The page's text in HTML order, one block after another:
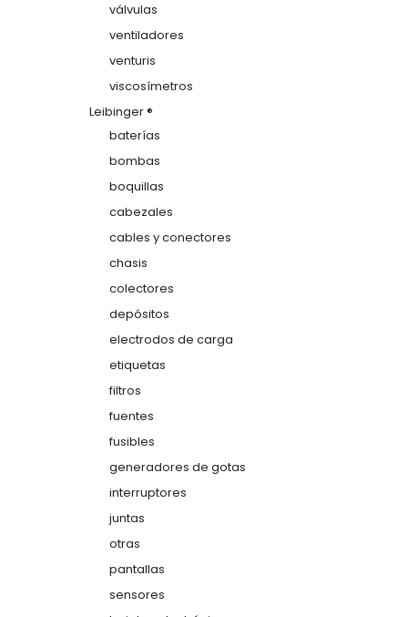
válvulas
ventiladores
venturis
viscosímetros
Leibinger ®
baterías
bombas
boquillas
cabezales
cables y conectores
chasis
colectores
depósitos
electrodos de carga
etiquetas
filtros
fuentes
fusibles
generadores de gotas
interruptores
juntas
otras
pantallas
sensores